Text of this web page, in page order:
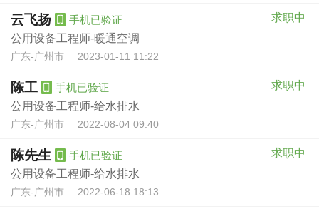
云飞扬 手机已验证
求职中
公用设备工程师-暖通空调
广东-广州市 2023-01-11 11:22
陈工 手机已验证
求职中
公用设备工程师-给水排水
广东-广州市 2022-08-04 09:40
陈先生 手机已验证
求职中
公用设备工程师-给水排水
广东-广州市 2022-06-18 18:13